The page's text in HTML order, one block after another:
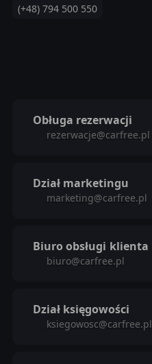
(+48) 794 500 550
Obługa rezerwacji
rezerwacje@carfree.pl
Dział marketingu
marketing@carfree.pl
Biuro obsługi klienta
biuro@carfree.pl
Dział księgowości
ksiegowosc@carfree.pl